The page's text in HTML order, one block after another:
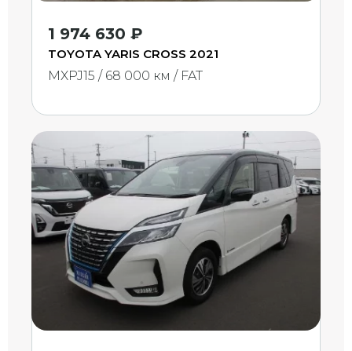
1 974 630 ₽
TOYOTA YARIS CROSS 2021
MXPJ15 / 68 000 км / FAT